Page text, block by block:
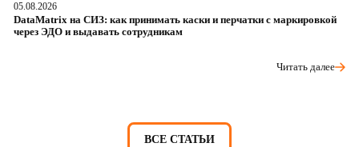
05.08.2026
DataMatrix на СИЗ: как принимать каски и перчатки с маркировкой
через ЭДО и выдавать сотрудникам
Читать далее
ВСЕ СТАТЬИ